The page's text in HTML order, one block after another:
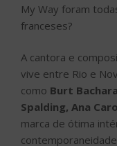
My Way foram
franceses?
A cantora e
vive entre Rio e
como Burt
Spalding, Ana
marca de ótima